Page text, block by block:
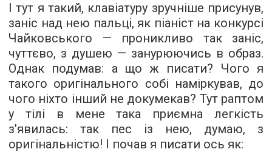
І тут я такий, клавіатуру зручніше присунув,
заніс над нею пальці, як піаніст на конкурсі
Чайковського — проникливо так заніс,
чуттєво, з душею — занурюючись в образ.
Однак подумав: а що ж писати? Чого я
такого оригінального собі наміркував, до
чого ніхто інший не докумекав? Тут раптом
у тілі в мене така приємна легкість
з’явилась: так пес із нею, думаю, з
оригінальністю! І почав я писати ось як: